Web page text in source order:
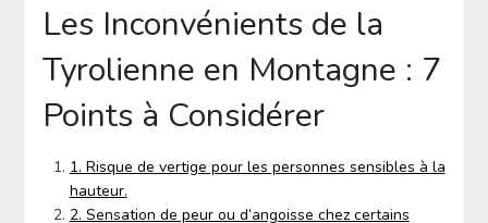
Les Inconvénients de la
Tyrolienne en Montagne : 7
Points à Considérer
1. Risque de vertige pour les personnes sensibles à la
hauteur.
2. Sensation de peur ou d’angoisse chez certains